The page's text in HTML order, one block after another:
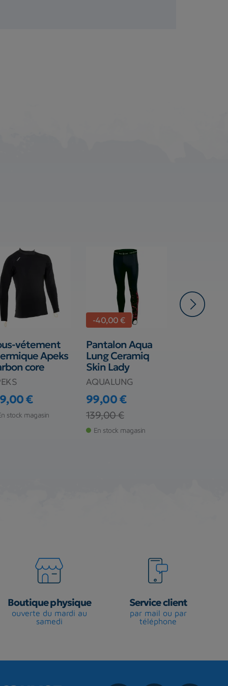
vétement
Apeks
core
€
stock magasin
-40,00 €
Pantalon Aqua
Lung Ceramiq
Skin Lady
AQUALUNG
Prix
99,00 €
Prix de base
139,00 €
En stock magasin
Boutique physique
ouverte du mardi au
samedi
Service client
par mail ou par
téléphone